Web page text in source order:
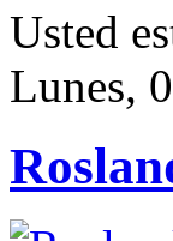
Usted
Lunes,